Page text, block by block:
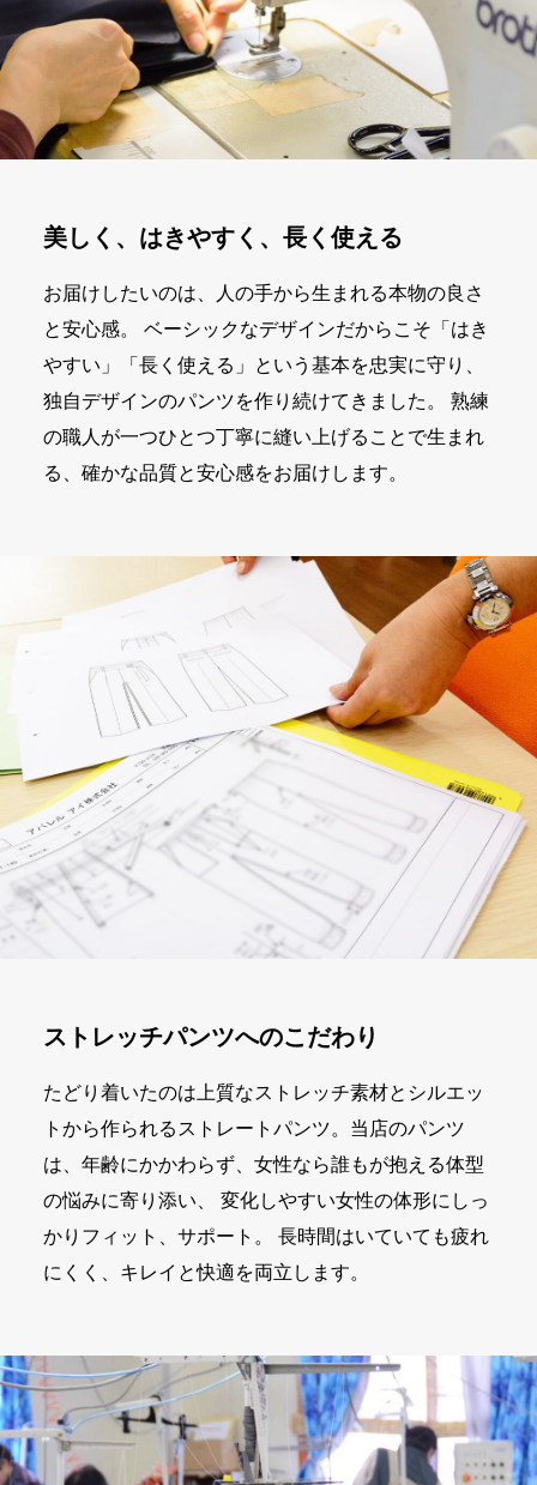
美しく、はきやすく、長く使える
お届けしたいのは、人の手から生まれる本物の良さ
と安心感。 ベーシックなデザインだからこそ「はき
やすい」「長く使える」という基本を忠実に守り、
独自デザインのパンツを作り続けてきました。 熟練
の職人が一つひとつ丁寧に縫い上げることで生まれ
る、確かな品質と安心感をお届けします。
ストレッチパンツへのこだわり
たどり着いたのは上質なストレッチ素材とシルエッ
トから作られるストレートパンツ。当店のパンツ
は、年齢にかかわらず、女性なら誰もが抱える体型
の悩みに寄り添い、 変化しやすい女性の体形にしっ
かりフィット、サポート。 長時間はいていても疲れ
にくく、キレイと快適を両立します。